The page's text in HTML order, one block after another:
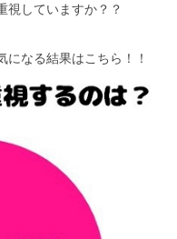
視していますか？？
なる結果はこちら！！